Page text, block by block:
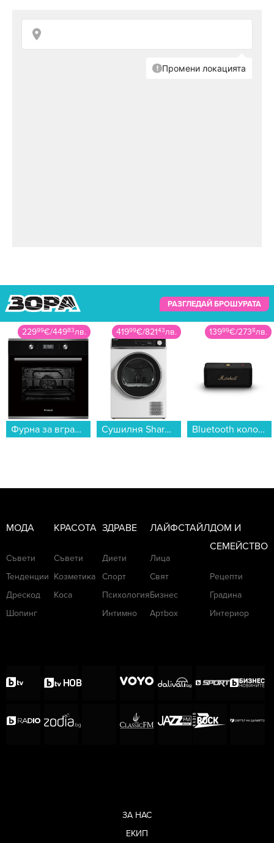
РАЗГЛЕДАЙ БРОШУРАТА
41999€/82143лв.
Сушилня Sharp KD-NHA8S6GW1D , 8 kg, D , D , Бял...
13999€/2738лв.
Bluetooth колонка MARSHALL EMBERTON III черен...
27899€/54566лв.
Смартфон Motorola MOTO G77 5G 256/8 SHADED SPRUCE , 256 GB, 8 GB...
МОДА
Съвети
Тенденции
Дрескод
Шопинг
КРАСОТА
Съвети
Козметика
Коса
ЗДРАВЕ
Диети
Спорт
Психология
Интимно
ЛАЙФСТАЙЛ
Лица
Свят
Бизнес
Артbox
ДОМ И
СЕМЕЙСТВО
Рецепти
Градина
Интериор
ЗА НАС
ЕКИП